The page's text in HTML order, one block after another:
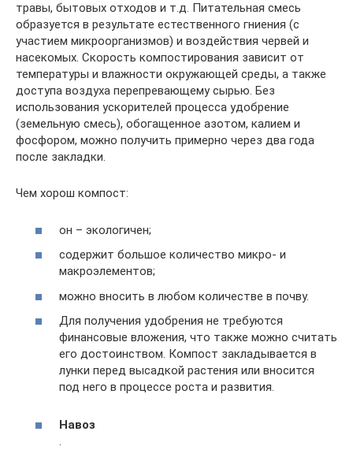
травы, бытовых отходов и т.д. Питательная смесь
образуется в результате естественного гниения (с
участием микроорганизмов) и воздействия червей и
насекомых. Скорость компостирования зависит от
температуры и влажности окружающей среды, а также
доступа воздуха перепревающему сырью. Без
использования ускорителей процесса удобрение
(земельную смесь), обогащенное азотом, калием и
фосфором, можно получить примерно через два года
после закладки.
Чем хорош компост:
он – экологичен;
содержит большое количество микро- и
макроэлементов;
можно вносить в любом количестве в почву.
Для получения удобрения не требуются
финансовые вложения, что также можно считать
его достоинством. Компост закладывается в
лунки перед высадкой растения или вносится
под него в процессе роста и развития.
Навоз
.